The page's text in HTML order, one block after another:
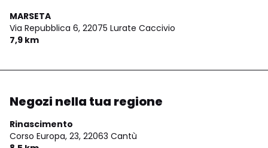
MARSETA
Via Repubblica 6, 22075 Lurate Caccivio
7,9 km
Negozi nella tua regione
Rinascimento
Corso Europa, 23, 22063 Cantù